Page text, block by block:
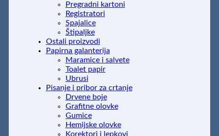
Pregradni kartoni
Registratori
Spajalice
Štipaljke
Ostali proizvodi
Papirna galanterija
Maramice i salvete
Toalet papir
Ubrusi
Pisanje i pribor za crtanje
Drvene boje
Grafitne olovke
Gumice
Hemijske olovke
Korektori i lepkovi